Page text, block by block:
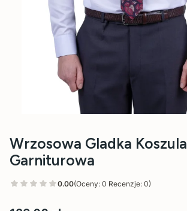
Wrzosowa Gladka Koszula
Garniturowa
0.00(Oceny: 0 Recenzje: 0)